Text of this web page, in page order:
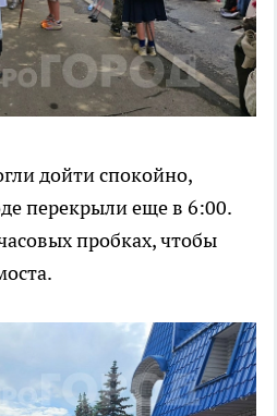
дойти спокойно,
перекрыли еще в 6:00.
пробках, чтобы